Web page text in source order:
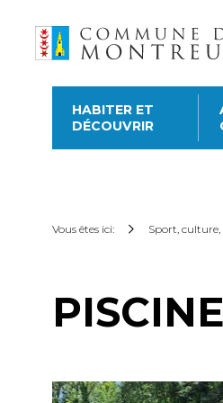
HABITER ET
DÉCOUVRIR
guichet
Pour
Vous êtes ici: Sport,